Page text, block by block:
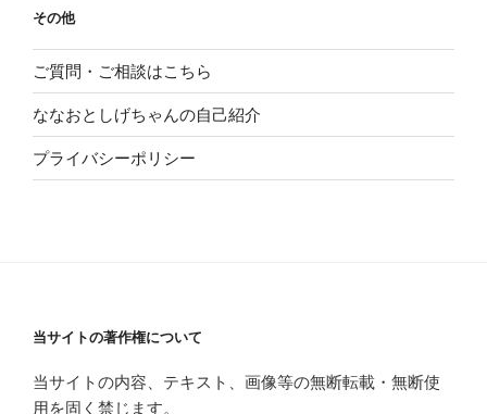
その他
ご質問・ご相談はこちら
ななおとしげちゃんの自己紹介
プライバシーポリシー
当サイトの著作権について
当サイトの内容、テキスト、画像等の無断転載・無断使
用を固く禁じます。